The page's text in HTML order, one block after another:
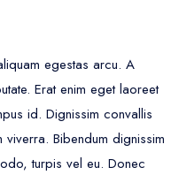
egestas arcu. A
Erat enim eget laoreet
id. Dignissim convallis
Bibendum dignissim
turpis vel eu. Donec